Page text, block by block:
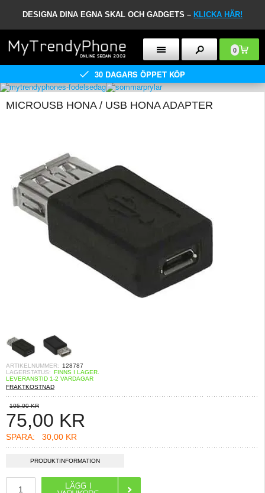
DESIGNA DINA EGNA SKAL OCH GADGETS – KLICKA HÄR!
0
30 DAGARS ÖPPET KÖP
MICROUSB HONA / USB HONA ADAPTER
ARTIKELNUMMER:
128787
LAGERSTATUS: FINNS I LAGER.
LEVERANSTID 1-2 VARDAGAR
FRAKTKOSTNAD
105,00 KR
75,00 KR
SPARA: 30,00 KR
PRODUKTINFORMATION